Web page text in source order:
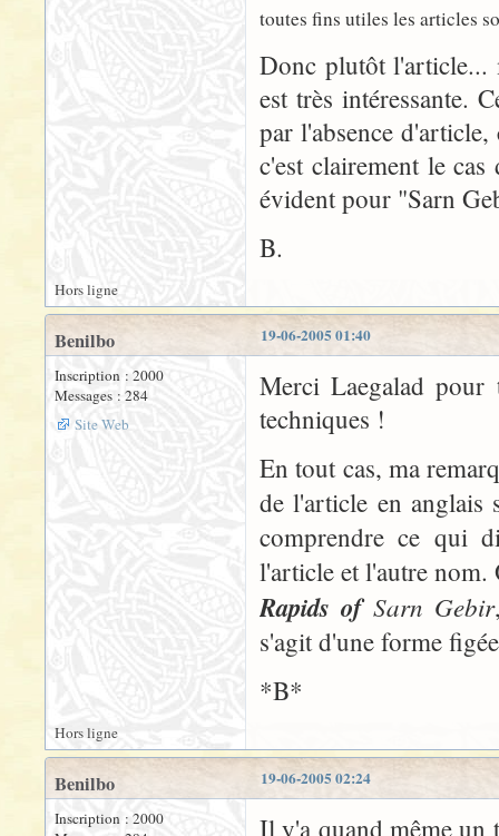
toutes fins utiles les articles
Donc plutôt l'article...
est très intéressante.
par l'absence
c'est clairement le
évident pour "Sarn
B.
Hors ligne
19-06-2005 01:40
Benilbo
Inscription : 2000
Messages : 284
Site Web
Merci Laegalad pour
techniques !
En tout cas, ma
de l'article en anglais
comprendre ce qui
l'article et l'autre
Rapids of Sarn Gebir
s'agit d'une forme
*B*
Hors ligne
19-06-2005 02:24
Benilbo
Inscription : 2000
Il y'a quand même un